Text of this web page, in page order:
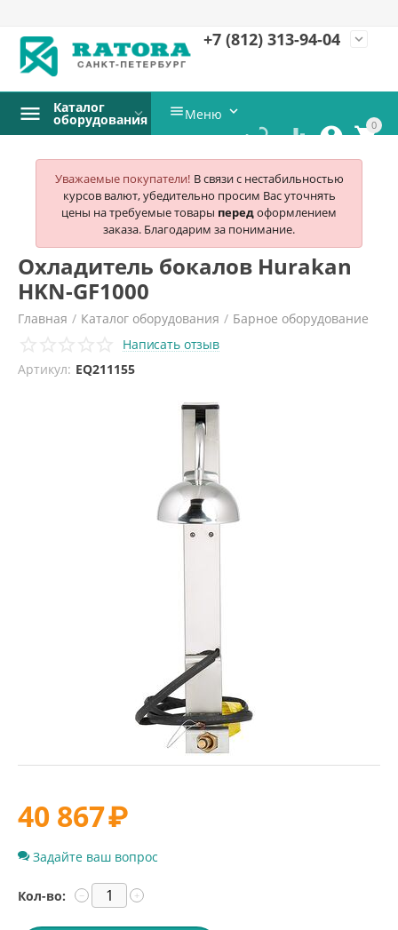
+7 (812) 313-94-04 expand_more
0


 
Каталог
оборудования Меню 
Уважаемые покупатели! В связи с нестабильностью
курсов валют, убедительно просим Вас уточнять
цены на требуемые товары передоформлением
заказа. Благодарим за понимание.
Охладитель бокалов Hurakan
HKN-GF1000
Главная / Каталог оборудования / Барное оборудование
Охладители бокалов и посуды
Написать отзыв
Артикул: EQ211155
40 867₽
Задайте ваш вопрос
Кол-во: +
−